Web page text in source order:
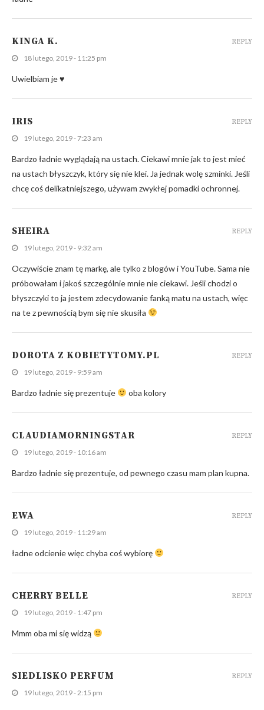
KINGA K.
18 lutego, 2019 - 11:25 pm
Uwielbiam je ♥
REPLY
IRIS
19 lutego, 2019 - 7:23 am
Bardzo ładnie wyglądają na ustach. Ciekawi mnie jak to jest mieć
na ustach błyszczyk, który się nie klei. Ja jednak wolę szminki. Jeśli
chcę coś delikatniejszego, używam zwykłej pomadki ochronnej.
REPLY
SHEIRA
19 lutego, 2019 - 9:32 am
Oczywiście znam tę markę, ale tylko z blogów i YouTube. Sama nie
próbowałam i jakoś szczególnie mnie nie ciekawi. Jeśli chodzi o
błyszczyki to ja jestem zdecydowanie fanką matu na ustach, więc
na te z pewnością bym się nie skusiła
REPLY
DOROTA Z KOBIETYTOMY.PL
19 lutego, 2019 - 9:59 am
Bardzo ładnie się prezentuje oba kolory
REPLY
CLAUDIAMORNINGSTAR
19 lutego, 2019 - 10:16 am
Bardzo ładnie się prezentuje, od pewnego czasu mam plan kupna.
REPLY
EWA
19 lutego, 2019 - 11:29 am
ładne odcienie więc chyba coś wybiorę
REPLY
CHERRY BELLE
19 lutego, 2019 - 1:47 pm
Mmm oba mi się widzą
REPLY
SIEDLISKO PERFUM
19 lutego, 2019 - 2:15 pm
REPLY